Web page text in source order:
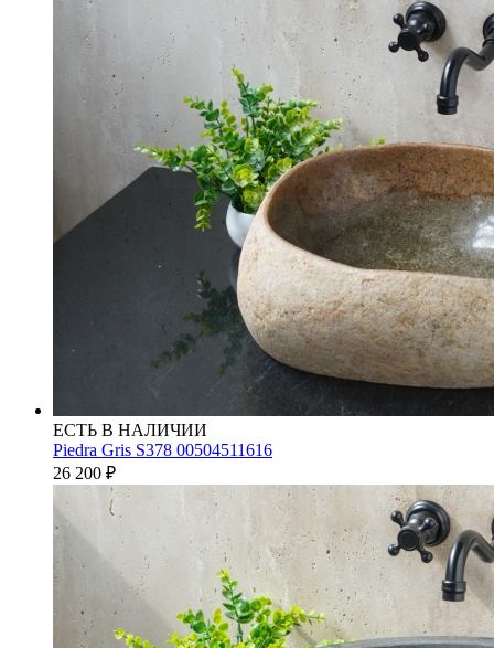
ЕСТЬ В НАЛИЧИИ
Piedra Gris S378 00504511616
26 200 ₽